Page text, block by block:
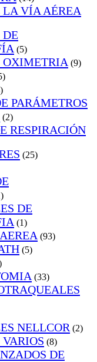
LA VÍA AÉREA
DE
(5)
OXIMETRIA (9)
PARÁMETROS
(2)
RESPIRACIÓN
(25)
DE
(1)
(93)
(5)
(33)
NELLCOR (2)
(8)
DE